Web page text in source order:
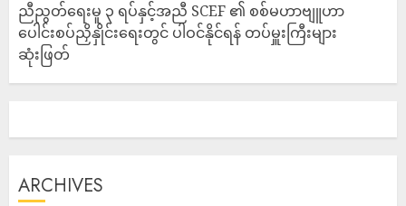
ညီညွတ်ရေးမူ ၃ ရပ်နှင့်အညီ SCEF ၏ စစ်မဟာဗျူဟာ
ပေါင်းစပ်ညှိနှိုင်းရေးတွင် ပါဝင်နိုင်ရန် တပ်မှူးကြီးများ
ဆုံးဖြတ်
ARCHIVES